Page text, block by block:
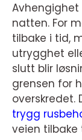
Avhengighet
natten. For
tilbake i tid,
utrygghet
slutt blir
grensen for
overskredet.
trygg
veien tilbake